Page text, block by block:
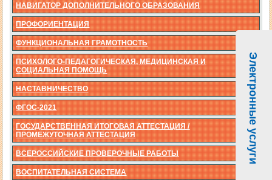
НАВИГАТОР ДОПОЛНИТЕЛЬНОГО ОБРАЗОВАНИЯ
ПРОФОРИЕНТАЦИЯ
ФУНКЦИОНАЛЬНАЯ ГРАМОТНОСТЬ
ПСИХОЛОГО-ПЕДАГОГИЧЕСКАЯ, МЕДИЦИНСКАЯ И
СОЦИАЛЬНАЯ ПОМОЩЬ
НАСТАВНИЧЕСТВО
ФГОС-2021
ГОСУДАРСТВЕННАЯ ИТОГОВАЯ АТТЕСТАЦИЯ /
ПРОМЕЖУТОЧНАЯ АТТЕСТАЦИЯ
ВСЕРОССИЙСКИЕ ПРОВЕРОЧНЫЕ РАБОТЫ
ВОСПИТАТЕЛЬНАЯ СИСТЕМА
Электронные услуги